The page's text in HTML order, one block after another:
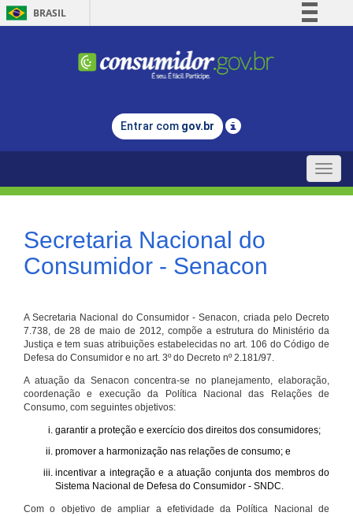
BRASIL
Comunica BR
Legislação
Entrar com gov.br
Toggle
Secretaria Nacional do
Consumidor - Senacon
A Secretaria Nacional do Consumidor - Senacon, criada pelo Decreto
7.738, de 28 de maio de 2012, compõe a estrutura do Ministério da
Justiça e tem suas atribuições estabelecidas no art. 106 do Código de
Defesa do Consumidor e no art. 3º do Decreto nº 2.181/97.
A atuação da Senacon concentra-se no planejamento, elaboração,
coordenação e execução da Política Nacional das Relações de
Consumo, com seguintes objetivos:
garantir a proteção e exercício dos direitos dos consumidores;
promover a harmonização nas relações de consumo; e
incentivar a integração e a atuação conjunta dos membros do
Sistema Nacional de Defesa do Consumidor - SNDC.
Com o objetivo de ampliar a efetividade da Política Nacional de